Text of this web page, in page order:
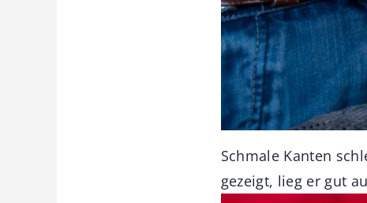
Schmale Kanten
gezeigt, lieg er gut